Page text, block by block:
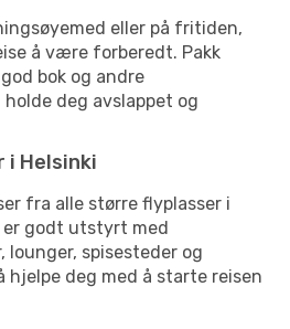
eller på fritiden,
å være forberedt. Pakk
bok og andre
deg avslappet og
i Helsinki
fra alle større flyplasser i
er godt utstyrt med
spisesteder og
deg med å starte reisen